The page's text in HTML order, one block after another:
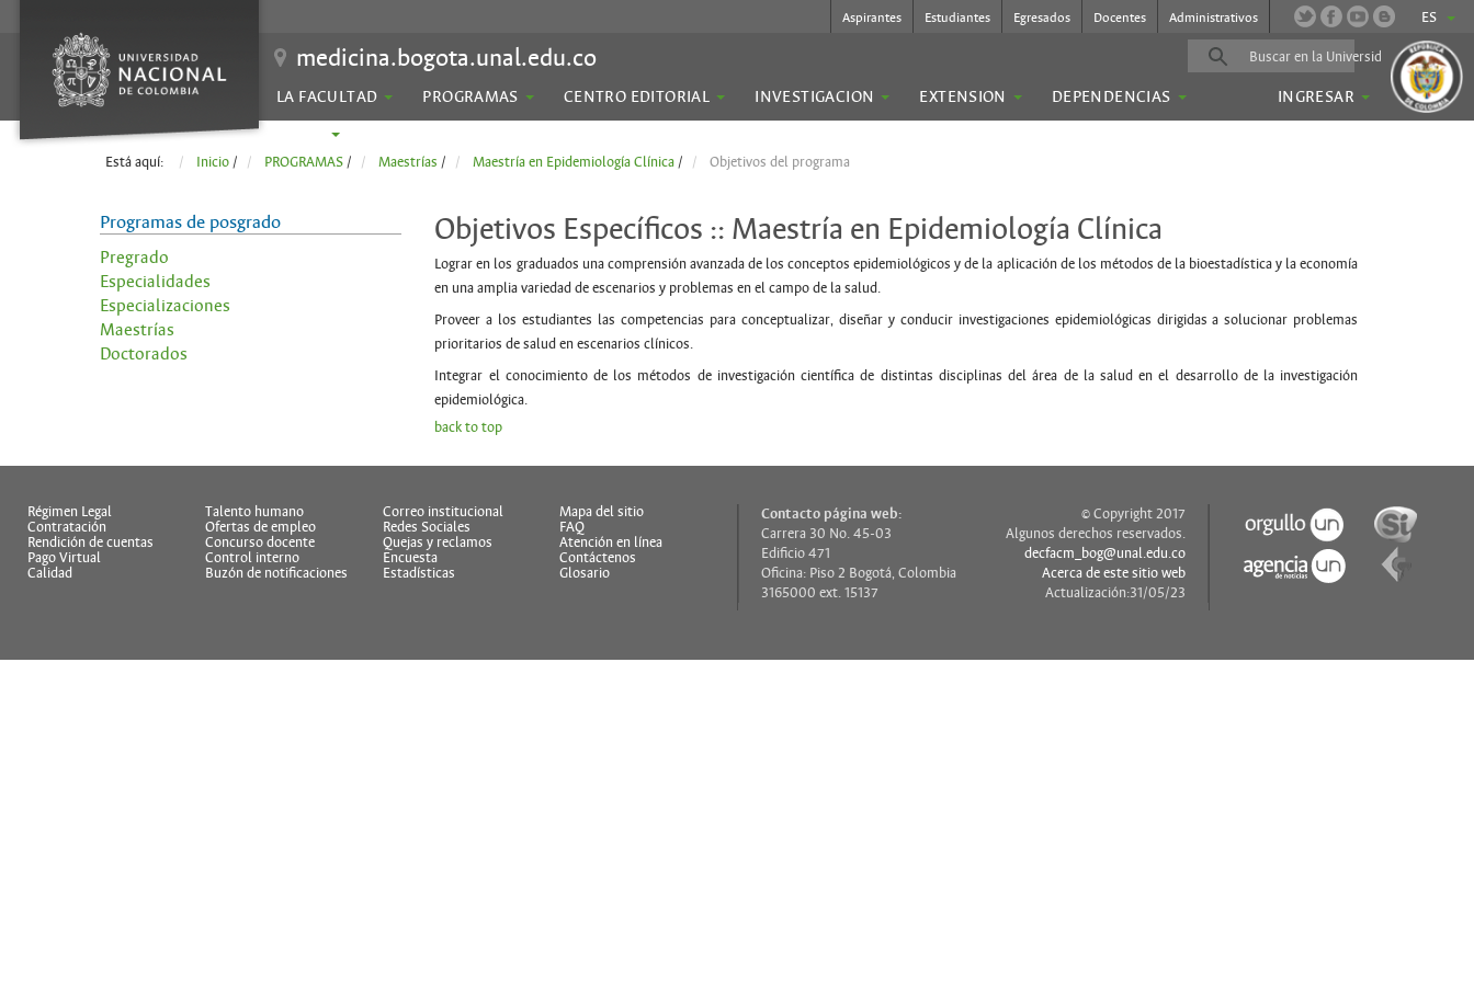
ES
Aspirantes Estudiantes Egresados Docentes Administrativos
medicina.bogota.unal.edu.co
LA FACULTAD PROGRAMAS CENTRO EDITORIAL INVESTIGACION EXTENSION DEPENDENCIAS
INGRESAR
Está aquí: Inicio / PROGRAMAS / Maestrías / Maestría en Epidemiología Clínica / Objetivos del programa
Programas de posgrado
Pregrado
Especialidades
Especializaciones
Maestrías
Doctorados
Objetivos Específicos :: Maestría en Epidemiología Clínica
Lograr en los graduados una comprensión avanzada de los conceptos epidemiológicos y de la aplicación de los métodos de la bioestadística y la economía
en una amplia variedad de escenarios y problemas en el campo de la salud.
Proveer a los estudiantes las competencias para conceptualizar, diseñar y conducir investigaciones epidemiológicas dirigidas a solucionar problemas
prioritarios de salud en escenarios clínicos.
Integrar el conocimiento de los métodos de investigación científica de distintas disciplinas del área de la salud en el desarrollo de la investigación
epidemiológica.
back to top
Régimen Legal
Talento humano
Contratación
Ofertas de empleo
Rendición de cuentas
Concurso docente
Pago Virtual
Control interno
Calidad
Buzón de notificaciones
Correo institucional
Mapa del sitio
Redes Sociales
FAQ
Quejas y reclamos
Atención en línea
Encuesta
Contáctenos
Estadísticas
Glosario
Contacto página web:
Carrera 30 No. 45-03
Edificio 471
Oficina: Piso 2 Bogotá, Colombia
3165000 ext. 15137
© Copyright 2017
Algunos derechos reservados.
decfacm_bog@unal.edu.co
Acerca de este sitio web
Actualización:31/05/23